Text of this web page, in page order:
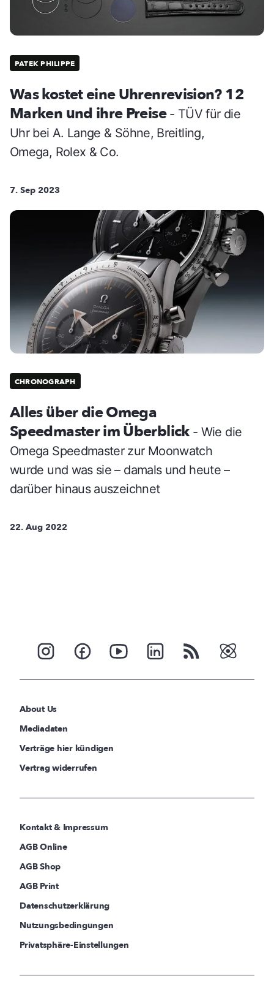
PATEK PHILIPPE
Was kostet eine Uhrenrevision? 12
Marken und ihre Preise - TÜV für die
Uhr bei A. Lange & Söhne, Breitling,
Omega, Rolex & Co.
7. Sep 2023
CHRONOGRAPH
Alles über die Omega
Speedmaster im Überblick - Wie die
Omega Speedmaster zur Moonwatch
wurde und was sie – damals und heute –
darüber hinaus auszeichnet
22. Aug 2022
About Us
Mediadaten
Verträge hier kündigen
Vertrag widerrufen
Kontakt & Impressum
AGB Online
AGB Shop
AGB Print
Datenschutzerklärung
Nutzungsbedingungen
Privatsphäre-Einstellungen